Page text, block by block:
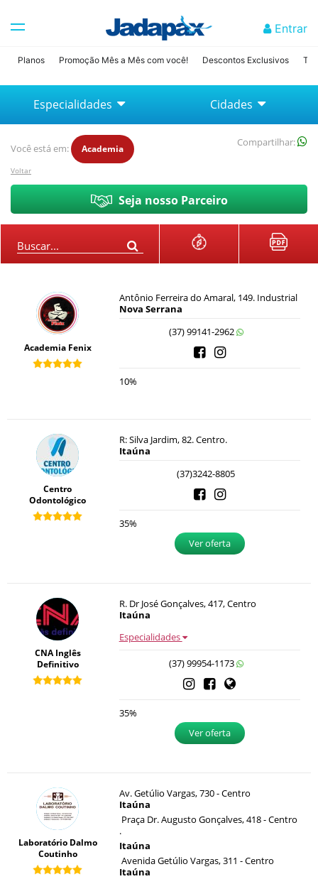
Entrar
Planos Promoção Mês a Mês com você! Descontos Exclusivos
Especialidades Cidades
Você está em: Academia
Voltar
Compartilhar:
Seja nosso Parceiro
Buscar...
Academia Fenix
Antônio Ferreira do Amaral, 149. Industrial
Nova Serrana
(37) 99141-2962
10%
Centro
Odontológico
R: Silva Jardim, 82. Centro.
Itaúna
(37)3242-8805
35%
Ver oferta
CNA Inglês
Definitivo
R. Dr José Gonçalves, 417, Centro
Itaúna
Especialidades
(37) 99954-1173
35%
Ver oferta
Laboratório Dalmo
Coutinho
Av. Getúlio Vargas, 730 - Centro
Itaúna
Praça Dr. Augusto Gonçalves, 418 - Centro
.
Itaúna
Avenida Getúlio Vargas, 311 - Centro
Itaúna